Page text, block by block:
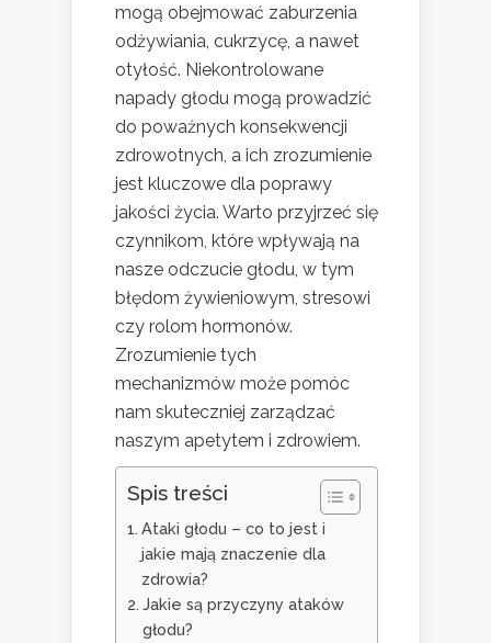
mogą obejmować zaburzenia
odżywiania, cukrzycę, a nawet
otyłość. Niekontrolowane
napady głodu mogą prowadzić
do poważnych konsekwencji
zdrowotnych, a ich zrozumienie
jest kluczowe dla poprawy
jakości życia. Warto przyjrzeć się
czynnikom, które wpływają na
nasze odczucie głodu, w tym
błędom żywieniowym, stresowi
czy rolom hormonów.
Zrozumienie tych
mechanizmów może pomóc
nam skuteczniej zarządzać
naszym apetytem i zdrowiem.
Spis treści
Ataki głodu – co to jest i
jakie mają znaczenie dla
zdrowia?
Jakie są przyczyny ataków
głodu?